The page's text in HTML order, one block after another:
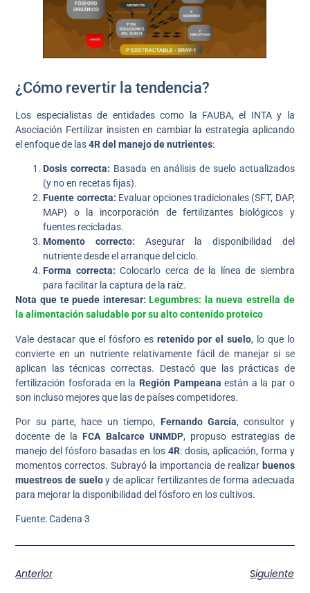
¿Cómo revertir la tendencia?
Los especialistas de entidades como la FAUBA, el INTA y la
Asociación Fertilizar insisten en cambiar la estrategia aplicando
el enfoque de las4R del manejo de nutrientes:
Dosis correcta: Basada en análisis de suelo actualizados
(y no en recetas fijas).
Fuente correcta: Evaluar opciones tradicionales (SFT, DAP,
MAP) o la incorporación de fertilizantes biológicos y
fuentes recicladas.
Momento correcto: Asegurar la disponibilidad del
nutriente desde el arranque del ciclo.
Forma correcta: Colocarlo cerca de la línea de siembra
para facilitar la captura de la raíz.
Nota que te puede interesar: Legumbres: la nueva estrella de
la alimentación saludable por su alto contenido proteico
Vale destacar que el fósforo es retenido por el suelo, lo que lo
convierte en un nutriente relativamente fácil de manejar si se
aplican las técnicas correctas. Destacó que las prácticas de
fertilización fosforada en la Región Pampeana están a la par o
son incluso mejores que las de países competidores.
Por su parte, hace un tiempo, Fernando García, consultor y
docente de la FCA Balcarce UNMDP, propuso estrategias de
manejo del fósforo basadas en los 4R: dosis, aplicación, forma y
momentos correctos. Subrayó la importancia de realizar buenos
muestreos de sueloy de aplicar fertilizantes de forma adecuada
para mejorar la disponibilidad del fósforo en los cultivos.
Fuente: Cadena 3
Anterior Siguiente